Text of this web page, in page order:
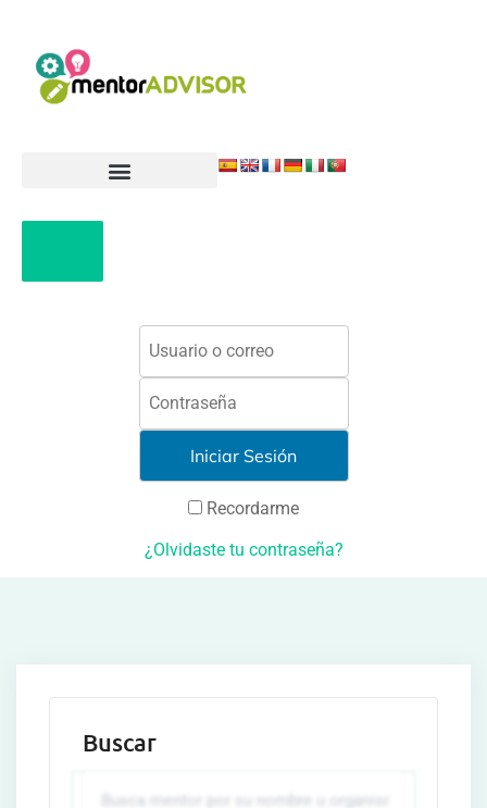
Recordarme
¿Olvidaste tu contraseña?
Buscar